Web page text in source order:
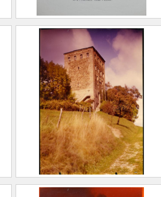
Guide aux Alpes du Dauphiné.
Allevard, vue prise de la Tour
du Treuil – Vue de
l’Établissement thermal
d’Allevard
ALLIER, François
(Grenoble, 30 novembre
1792 (10 Frimaire An 1) –
1er janvier 1870)
A. MERLE ET Cie
976.1.40
Vue de la Tour du Treuil